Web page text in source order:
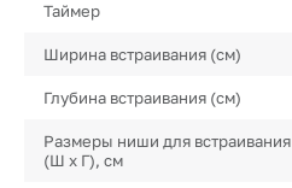
Таймер
Ширина встраивания (см)
Глубина встраивания (см)
Размеры ниши для встраивания
(Ш х Г), см